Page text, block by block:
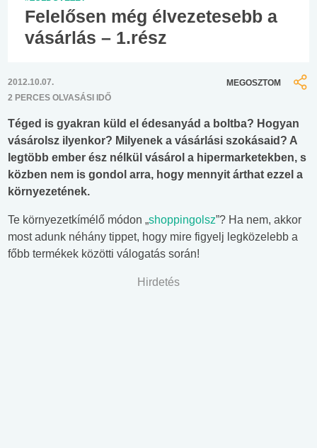
Felelősen még élvezetesebb a
vásárlás – 1.rész
2012.10.07.
2 PERCES OLVASÁSI IDŐ
MEGOSZTOM
Téged is gyakran küld el édesanyád a boltba? Hogyan
vásárolsz ilyenkor? Milyenek a vásárlási szokásaid? A
legtöbb ember ész nélkül vásárol a hipermarketekben, s
közben nem is gondol arra, hogy mennyit árthat ezzel a
környezetének.
Te környezetkímélő módon „shoppingolsz”? Ha nem, akkor
most adunk néhány tippet, hogy mire figyelj legközelebb a
főbb termékek közötti válogatás során!
Hirdetés